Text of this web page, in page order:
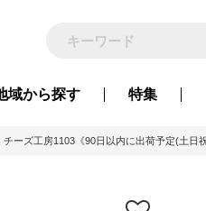
域から探す 特集
チーズ工房1103《90日以内に出荷予定(土